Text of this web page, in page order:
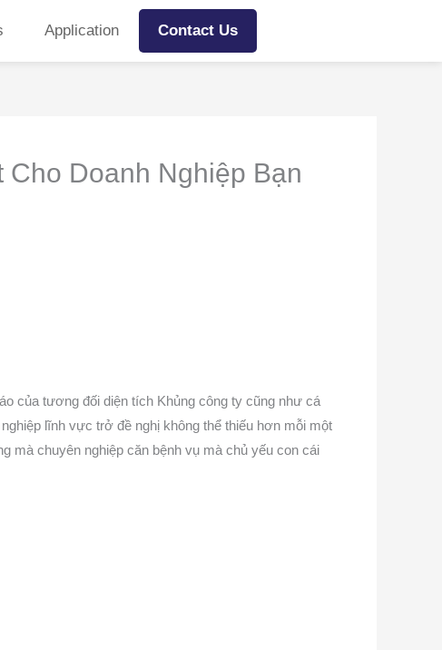
Application Contact Us
Cho Doanh Nghiệp Bạn
của tương đối diện tích Khủng công ty cũng như cá
lĩnh vực trở đề nghị không thể thiếu hơn mỗi một
mà chuyên nghiệp căn bệnh vụ mà chủ yếu con cái